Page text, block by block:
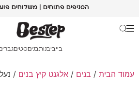
הסניפים פתוחים | משלוחים
בייביבנות בנים סטים
עמוד הבית / בנים / אלגנט קיץ בנים /